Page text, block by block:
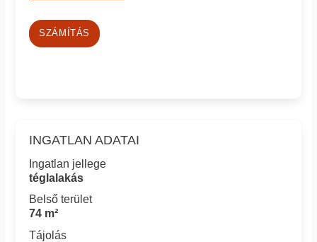
SZÁMÍTÁS
INGATLAN ADATAI
Ingatlan jellege
téglalakás
Belső terület
74 m²
Tájolás